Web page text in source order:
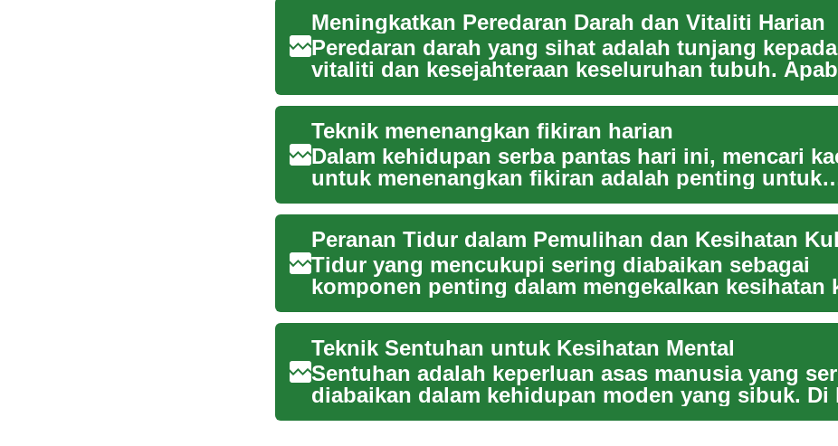
Meningkatkan Peredaran Darah dan Vitaliti Harian
Peredaran darah yang sihat adalah tunjang kepada
vitaliti dan kesejahteraan keseluruhan tubuh.
sistem peredar...
Teknik menenangkan fikiran harian
Dalam kehidupan serba pantas hari ini, mencari
untuk menenangkan fikiran adalah penting untuk
kesejahteraan ke...
Peranan Tidur dalam Pemulihan dan Kesihatan
Tidur yang mencukupi sering diabaikan sebagai
komponen penting dalam mengekalkan kesihatan
yang optimum. Lebih ...
Teknik Sentuhan untuk Kesihatan Mental
Sentuhan adalah keperluan asas manusia yang
diabaikan dalam kehidupan moden yang sibuk. Di
fungsinya seba...